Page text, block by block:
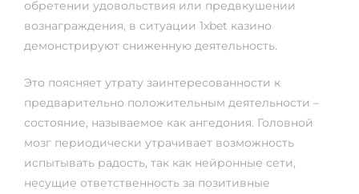
обретении удовольствия или предвкушении
вознаграждения, в ситуации 1xbet казино
демонстрируют сниженную деятельность.
Это поясняет утрату заинтересованности к
предварительно положительным деятельности –
состояние, называемое как ангедония. Головной
мозг периодически утрачивает возможность
испытывать радость, так как нейронные сети,
несущие ответственность за позитивные